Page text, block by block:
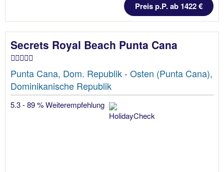
Preis p.P. ab 1422 €
Secrets Royal Beach Punta Cana
Punta Cana, Dom. Republik - Osten (Punta Cana),
Dominikanische Republik
5.3 - 89 % Weiterempfehlung